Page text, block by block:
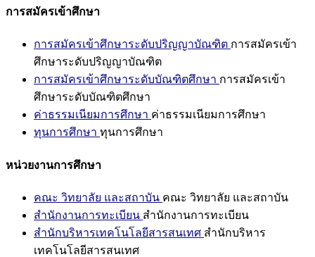
การสมัครเข้าศึกษา
การสมัครเข้าศึกษาระดับปริญญาบัณฑิต การสมัครเข้า
ศึกษาระดับปริญญาบัณฑิต
การสมัครเข้าศึกษาระดับบัณฑิตศึกษา การสมัครเข้า
ศึกษาระดับบัณฑิตศึกษา
ค่าธรรมเนียมการศึกษา ค่าธรรมเนียมการศึกษา
ทุนการศึกษา ทุนการศึกษา
หน่วยงานการศึกษา
คณะ วิทยาลัย และสถาบัน คณะ วิทยาลัย และสถาบัน
สำนักงานการทะเบียน สำนักงานการทะเบียน
สำนักบริหารเทคโนโลยีสารสนเทศ สำนักบริหาร
เทคโนโลยีสารสนเทศ